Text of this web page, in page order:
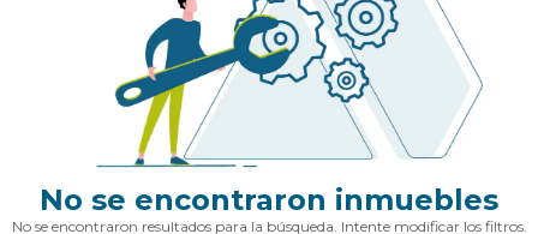
No se encontraron inmuebles
No se encontraron resultados para la búsqueda. Intente modificar los filtros.